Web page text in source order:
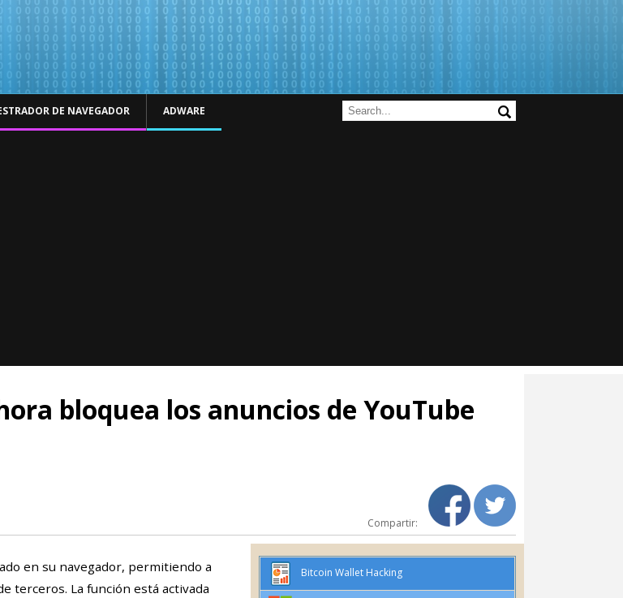
DE NAVEGADOR ADWARE
bloquea los anuncios de YouTube
Compartir:
en su navegador, permitiendo a
terceros. La función está activada
Bitcoin Wallet Hacking